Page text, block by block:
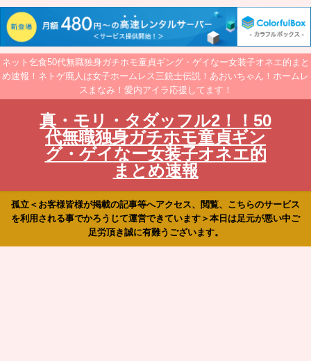
ネット乞食50代無職独身ガチホモ童貞ギング・ゲイなー女装子オネエ的まと
め速報！ネトゲ廃人は女子ホームレス三銃士伝説！あおいちゃん！ホームレ
スまなみ！愛内アイラ応援してます！
真・モリ・タダッフル2！！50
代無職独身ガチホモ童貞ギン
グ・ゲイなー女装子オネエ的
まとめ速報
孤立＜お客様皆様が掲載の記事等へアクセス、閲覧、こちらのサービス
を利用される事でかろうじて運営できています＞本日は足元が悪い中ご
足労頂き誠に有難うございます。